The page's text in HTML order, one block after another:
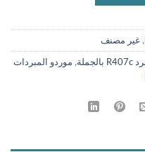
,غير مصنف
, موردو المبردات